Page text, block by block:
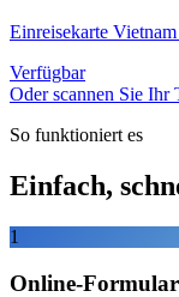
Einreisekarte
Verfügbar
Oder scannen Sie Ihr
So funktioniert es
Einfach,
1
Online-